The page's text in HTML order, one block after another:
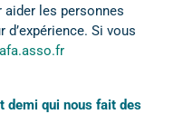
les personnes
Si vous
demi qui nous fait des